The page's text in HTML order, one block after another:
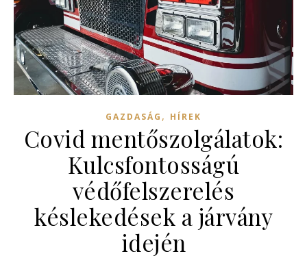
GAZDASÁG , HÍREK
Covid mentőszolgálatok:
Kulcsfontosságú
védőfelszerelés
késlekedések a járvány
idején